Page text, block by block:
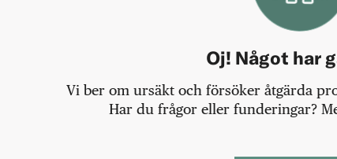
Oj! Något har
Vi ber om ursäkt och försöker åtgärda
Har du frågor eller funderingar?